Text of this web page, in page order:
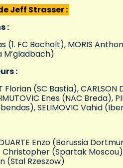
Jeff Strasser :
:
(1. FC Bocholt), MORIS
M’gladbach)
:
Florian (SC Bastia),
Enes (NAC Breda),
SELIMOVIC Vahid
Enzo (Borussia
Christopher (Spartak
(Stal Rzeszow)